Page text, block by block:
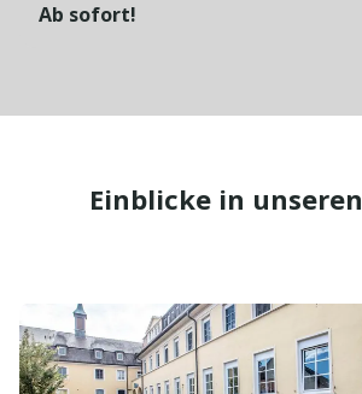
Ab sofort!
Einblicke in unseren